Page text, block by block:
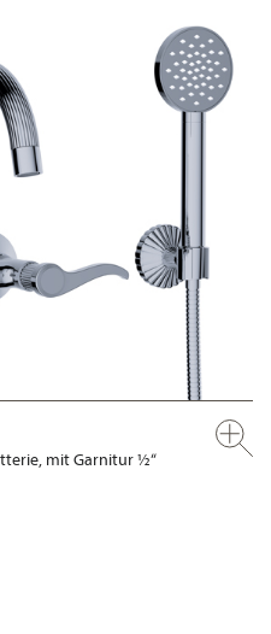
mit Garnitur ½“